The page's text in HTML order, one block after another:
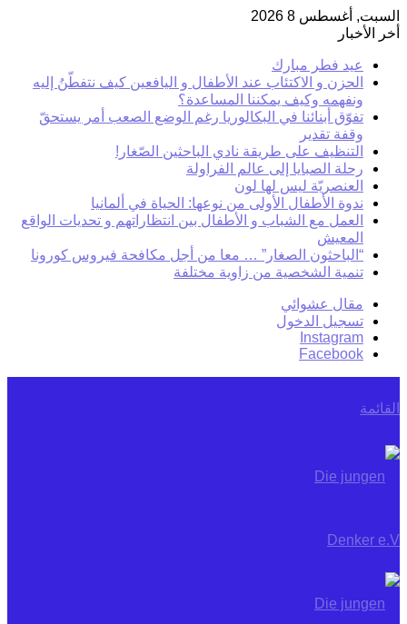
السبت, أغسطس 8 2026
أخر الأخبار
عيد فطر مبارك
الحزن و الاكتئاب عند الأطفال و اليافعين كيف نتفطّنُ إليه
ونفهمه وكيف يمكننا المساعدة؟
تفوّق أبنائنا في البكالوريا رغم الوضع الصعب أمر يستحقّ
وقفة تقدير
التنظيف على طريقة نادي الباحثين الصّغار!
رحلة الصبايا إلى عالم الفراولة
العنصريّة ليس لها لون
ندوة الأطفال الأولى من نوعها: الحياة في ألمانيا
العمل مع الشباب و الأطفال بين انتظاراتهم و تحديات الواقع
المعيش
“الباحثون الصغار” … معا من أجل مكافحة فيروس كورونا
تنمية الشخصية من زاوية مختلفة
مقال عشوائي
تسجيل الدخول
Instagram
Facebook
القائمة